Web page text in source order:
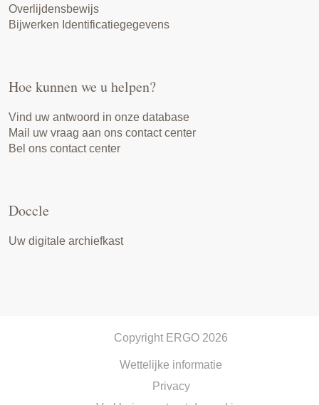
Overlijdensbewijs
Bijwerken Identificatiegegevens
Hoe kunnen we u helpen?
Vind uw antwoord in onze database
Mail uw vraag aan ons contact center
Bel ons contact center
Doccle
Uw digitale archiefkast
Copyright ERGO 2026
Wettelijke informatie
Privacy